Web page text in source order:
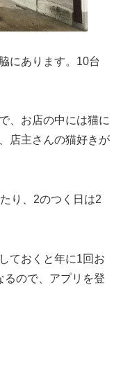
にあります。10台
、お店の中には猫に
店主さんの猫好きが
り、2のつく日は2
ておくと年に1回お
るので、アプリを登